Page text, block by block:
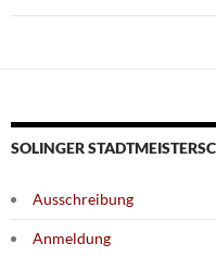
SOLINGER
Ausschreibung
Anmeldung